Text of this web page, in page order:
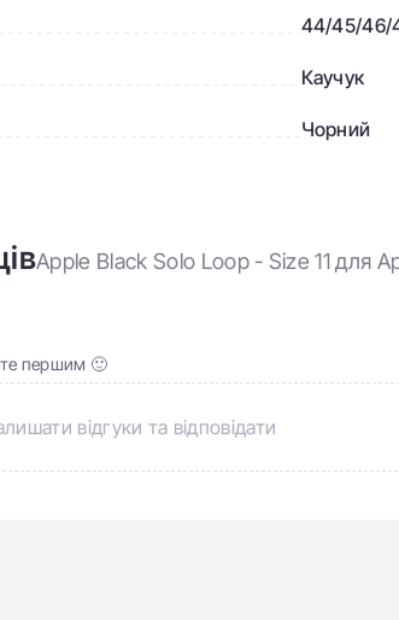
44/45/46/
Каучук
Чорний
Apple Black Solo Loop - Size 11 для
першим 🙂
відгуки та відповідати